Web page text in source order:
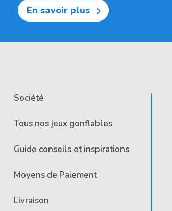
En savoir plus 
Société
Tous nos jeux gonflables
Guide conseils et inspirations
Moyens de Paiement
Livraison